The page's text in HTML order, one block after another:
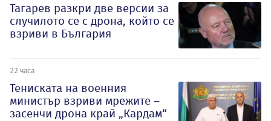
Тагарев разкри две версии за
случилото се с дрона, който се
взриви в България
22 часа
Тениската на военния
министър взриви мрежите –
засенчи дрона край „Кардам“